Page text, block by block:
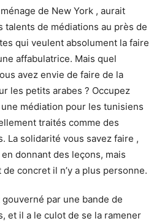
de New York , aurait
talents de médiations au près de
qui veulent absolument la faire
affabulatrice. Mais quel
avez envie de faire de la
les petits arabes ? Occupez
médiation pour les tunisiens
traités comme des
La solidarité vous savez faire ,
donnant des leçons, mais
de concret il n’y a plus personne.
par une bande de
et il a le culot de se la ramener